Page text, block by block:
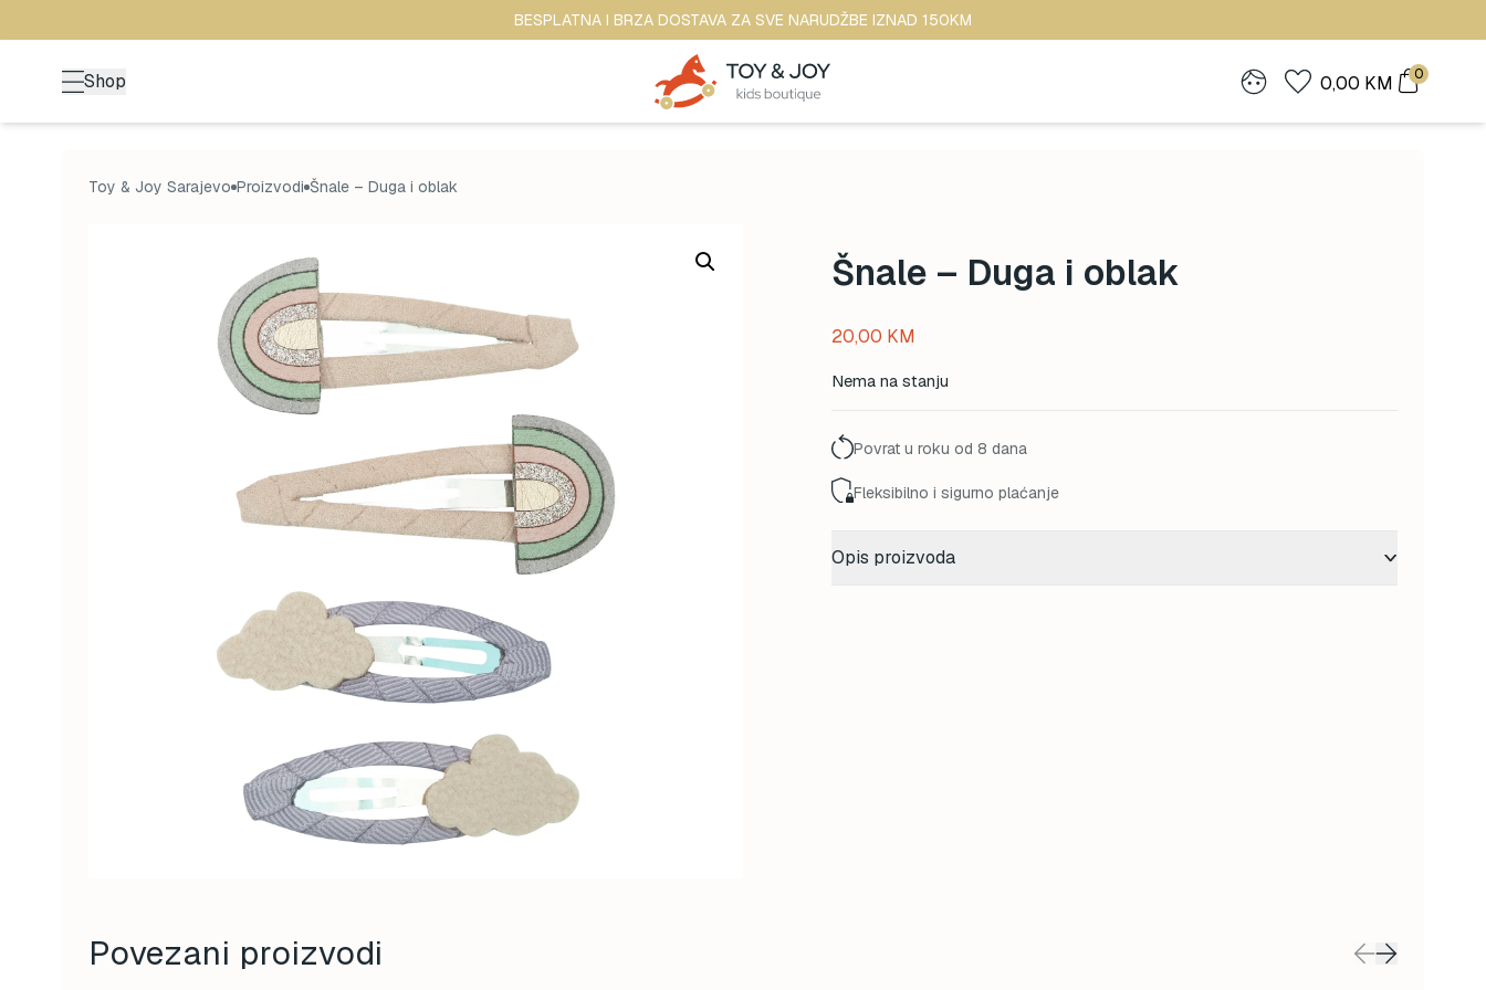
BESPLATNA I BRZA DOSTAVA ZA SVE NARUDŽBE IZNAD 150KM
Shop 0,00 KM 0
Toy & Joy Sarajevo Proizvodi Šnale – Duga i oblak
Šnale – Duga i oblak
20,00 KM
Nema na stanju
Povrat u roku od 8 dana
Fleksibilno i sigurno plaćanje
Opis proizvoda
Povezani proizvodi